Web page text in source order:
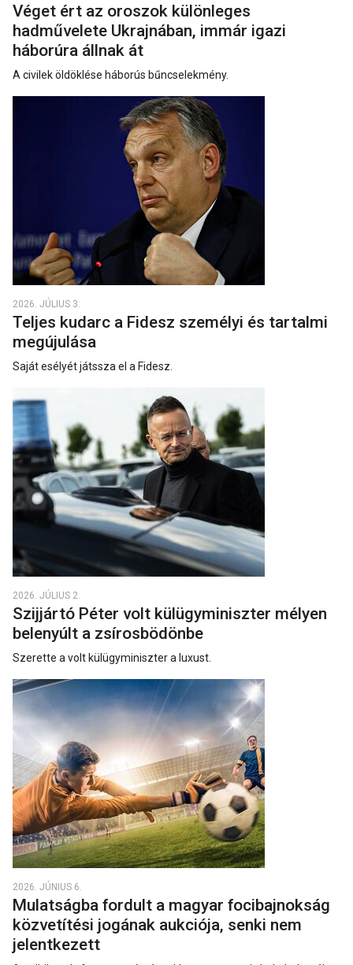
Véget ért az oroszok különleges
hadművelete Ukrajnában, immár igazi
háborúra állnak át
A civilek öldöklése háborús bűncselekmény.
2026. JÚLIUS 3.
Teljes kudarc a Fidesz személyi és tartalmi
megújulása
Saját esélyét játssza el a Fidesz.
2026. JÚLIUS 2.
Szijjártó Péter volt külügyminiszter mélyen
belenyúlt a zsírosbödönbe
Szerette a volt külügyminiszter a luxust.
2026. JÚNIUS 6.
Mulatságba fordult a magyar focibajnokság
közvetítési jogának aukciója, senki nem
jelentkezett